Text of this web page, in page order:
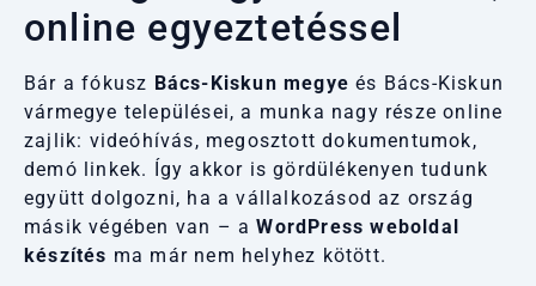
online egyeztetéssel
Bár a fókusz Bács-Kiskun megye és Bács-Kiskun
vármegye települései, a munka nagy része online
zajlik: videóhívás, megosztott dokumentumok,
demó linkek. Így akkor is gördülékenyen tudunk
együtt dolgozni, ha a vállalkozásod az ország
másik végében van – aWordPress weboldal
készítés ma már nem helyhez kötött.